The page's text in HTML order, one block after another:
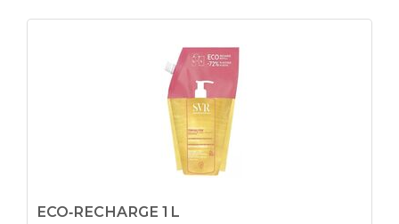
ECO‑RECHARGE 1 L